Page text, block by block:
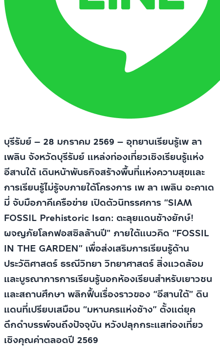
บุรีรัมย์ – 28 มกราคม 2569 – อุทยานเรียนรู้เพ ลา
เพลิน จังหวัดบุรีรัมย์ แหล่งท่องเที่ยวเชิงเรียนรู้แห่ง
อีสานใต้ เดินหน้าพันธกิจสร้างพื้นที่แห่งความสุขและ
การเรียนรู้ไม่รู้จบภายใต้โครงการ เพ ลา เพลิน อะคาเด
มี่ จับมือภาคีเครือข่าย เปิดตัวนิทรรศการ “SIAM
FOSSIL Prehistoric Isan: ตะลุยแดนช้างยักษ์!
ผจญภัยโลกฟอสซิลล้านปี" ภายใต้แนวคิด “FOSSIL
IN THE GARDEN” เพื่อส่งเสริมการเรียนรู้ด้าน
ประวัติศาสตร์ ธรณีวิทยา วิทยาศาสตร์ สิ่งแวดล้อม
และบูรณาการการเรียนรู้นอกห้องเรียนสำหรับเยาวชน
และสถานศึกษา พลิกฟื้นเรื่องราวของ “อีสานใต้” ดิน
แดนที่เปรียบเสมือน “มหานครแห่งช้าง” ตั้งแต่ยุค
ดึกดำบรรพ์จนถึงปัจจุบัน หวังปลุกกระแสท่องเที่ยว
เชิงคุณค่าตลอดปี 2569